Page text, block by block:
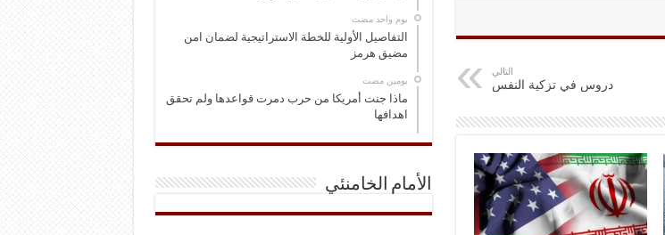
التالي
دروس في تزكية النفس
‏يوم واحد مضت
التفاصيل الأولية للخطة الاستراتيجية لضمان امن
مضيق هرمز
‏يومين مضت
ماذا جنت أمريكا من حرب دمرت قواعدها ولم تحقق
اهدافها
الأمام الخامنئي